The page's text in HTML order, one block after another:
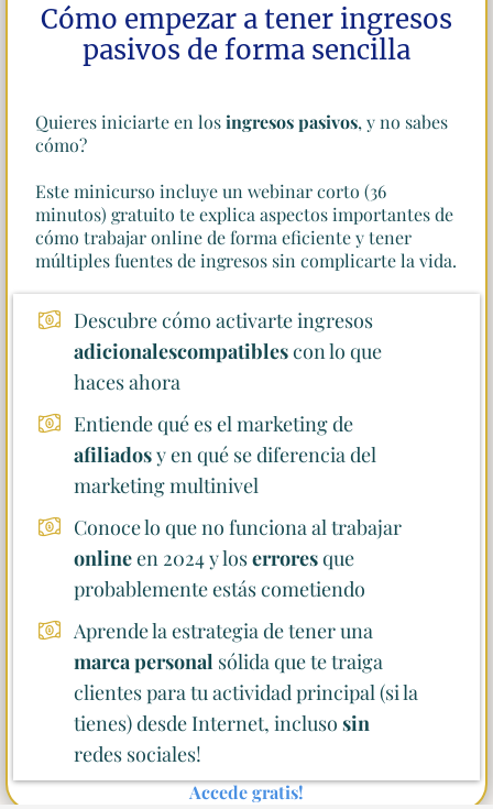
Cómo empezar a tener ingresos
pasivos de forma sencilla
Quieres iniciarte en losingresos pasivos, y no sabes
cómo?
Este minicurso incluye un webinar corto (36
minutos) gratuito te explica aspectos importantes de
cómo trabajar online de forma eficiente y tener
múltiples fuentes de ingresos sin complicarte la vida.
Descubre cómo activarte ingresos
adicionalescompatiblescon lo que
haces ahora
Entiende qué es el marketing de
afiliadosy en qué se diferencia del
marketing multinivel
Conoce lo que no funciona al trabajar
onlineen 2024 y loserroresque
probablemente estás cometiendo
Aprende la estrategia de tener una
marca personal sólida que te traiga
clientes para tu actividad principal (si la
tienes) desde Internet, incluso sin
redes sociales!
Accede gratis!